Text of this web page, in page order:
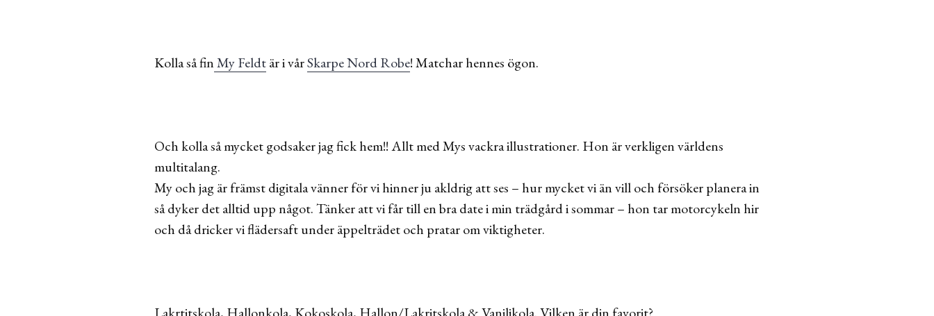
Kolla så finMy Feldtär i vårSkarpe Nord Robe! Matchar hennes ögon.
Och kolla så mycket godsaker jag fick hem!! Allt med Mys vackra illustrationer. Hon är verkligen världens
multitalang.
My och jag är främst digitala vänner för vi hinner ju akldrig att ses – hur mycket vi än vill och försöker planera in
så dyker det alltid upp något. Tänker att vi får till en bra date i min trädgård i sommar – hon tar motorcykeln hir
och då dricker vi flädersaft under äppelträdet och pratar om viktigheter.